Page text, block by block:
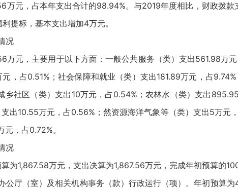
万元，占本年支出合计的98.94%。与2019年度相比，财政拨
提标，基本支出增加4万元。
况
万元，主要用于以下方面：一般公共服务（类）支出561.98万
，占0.51%；社会保障和就业（类）支出181.89万元，占
乡社区（类）支出10万元，占0.54%；农林水（类）支出
支出10.55万元，占0.56%；然资源海洋气象等（类）支出5万
，占0.72%。
况
为1,867.58万元，支出决算为1,867.56万元，完成年初预算的
公厅（室）及相关机构事务（款）行政运行（项）。年初预算